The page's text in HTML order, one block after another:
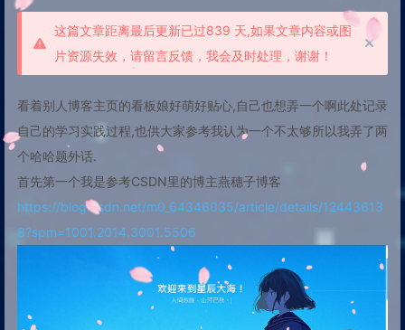
这篇文章距离最后更新已过839 天,如果文章内容或图
片资源失效，请留言反馈，我会及时处理，谢谢！
看着别人博客主页的看板娘好萌好贴心,自己也想弄一个啊此处记录
自己的学习实践过程,也供大家参考我认为一个不太够所以我弄了两
个哈哈题外话.
首先第一个我是参考CSDN里的博主燕穗子博客
https://blog.csdn.net/m0_64346035/article/details/12443613
8?spm=1001.2014.3001.5506